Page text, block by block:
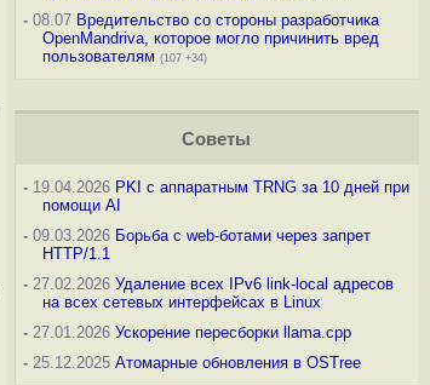
-08.07 Вредительство со стороны разработчика
OpenMandriva, которое могло причинить вред
пользователям (107 +34)
Советы
-19.04.2026 PKI с аппаратным TRNG за 10 дней при
помощи AI
-09.03.2026 Борьба с web-ботами через запрет
HTTP/1.1
-27.02.2026 Удаление всех IPv6 link-local адресов
на всех сетевых интерфейсах в Linux
-27.01.2026 Ускорение пересборки llama.cpp
-25.12.2025 Атомарные обновления в OSTree